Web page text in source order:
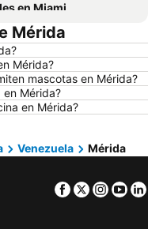
en Miami
en París
en Villavicencio
en Orlando
en Girardot
en Madrid
en La Guajira
Mérida
Mérida?
mascotas en Mérida?
en Mérida?
en Mérida?
Venezuela Mérida
Facebook
Twitter